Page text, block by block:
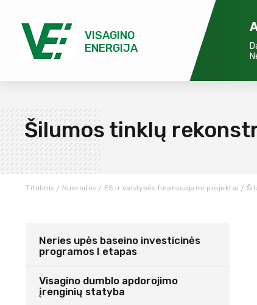
VISAGINO
ENERGIJA
Šilumos tinklų
Titulinis Nuorodos ES ir valstybės finansuojami projektai
Neries upės baseino investicinės
programos I etapas
Visagino dumblo apdorojimo
įrenginių statyba